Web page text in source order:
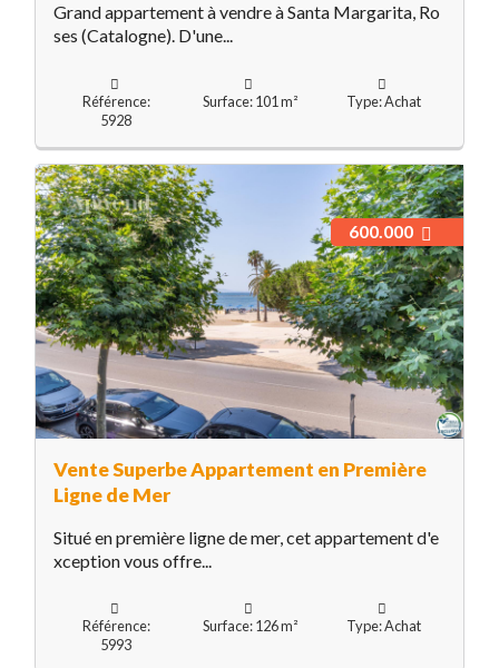
Grand appartement à vendre à Santa Margarita, Ro
ses (Catalogne). D'une...
Référence:
5928
Surface: 101 m² Type: Achat
Vente Superbe Appartement en Première
Ligne de Mer
600.000
Situé en première ligne de mer, cet appartement d'e
xception vous offre...
Référence:
5993
Surface: 126 m² Type: Achat